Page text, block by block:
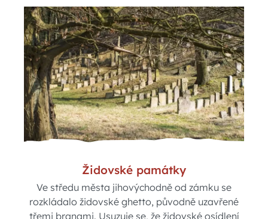
Židovské památky
Ve středu města jihovýchodně od zámku se
rozkládalo židovské ghetto, původně uzavřené
třemi branami. Usuzuje se, že židovské osídlení